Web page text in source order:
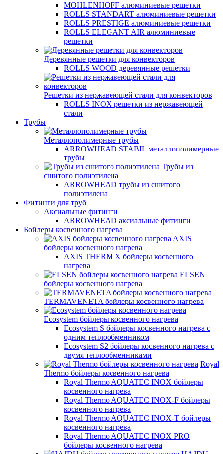
MOHLENHOFF алюминиевые решетки
ROLLS STANDART алюминиевые решетки
ROLLS PRESTIGE алюминиевые решетки
ROLLS ELEGANT AIR алюминиевые
решетки
Деревянные решетки для конвекторов
ROLLS WOOD деревянные решетки
Решетки из нержавеющей стали для конвекторов
ROLLS INOX решетки из нержавеющей
стали
Трубы
Металлополимерные трубы
ARROWHEAD STABIL металлополимерные
трубы
Трубы из
сшитого полиэтилена
ARROWHEAD трубы из сшитого
полиэтилена
Фитинги для труб
Аксиальные фитинги
ARROWHEAD аксиальные фитинги
Бойлеры косвенного нагрева
AXIS
бойлеры косвенного нагрева
AXIS THERM X бойлеры косвенного
нагрева
ELSEN
бойлеры косвенного нагрева
TERMAVENETA бойлеры косвенного нагрева
Ecosystem бойлеры косвенного нагрева
Ecosystem S бойлеры косвенного нагрева с
одним теплообменником
Ecosystem S2 бойлеры косвенного нагрева с
двумя теплообменниками
Royal
Thermo бойлеры косвенного нагрева
Royal Thermo AQUATEC INOX бойлеры
косвенного нагрева
Royal Thermo AQUATEC INOX-F бойлеры
косвенного нагрева
Royal Thermo AQUATEC INOX-T бойлеры
косвенного нагрева
Royal Thermo AQUATEC INOX PRO
бойлеры косвенного нагрева